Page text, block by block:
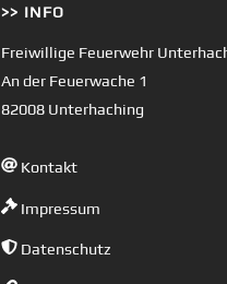
>> INFO
Freiwillige Feuerwehr
An der Feuerwache 1
82008 Unterhaching
Kontakt
Impressum
Datenschutz